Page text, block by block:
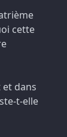
cette
et dans
t-elle